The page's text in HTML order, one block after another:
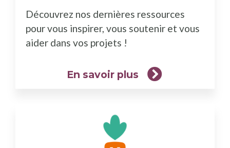
plus)
Découvrez nos dernières ressources
pour vous inspirer, vous soutenir et vous
aider dans vos projets !
En savoir plus